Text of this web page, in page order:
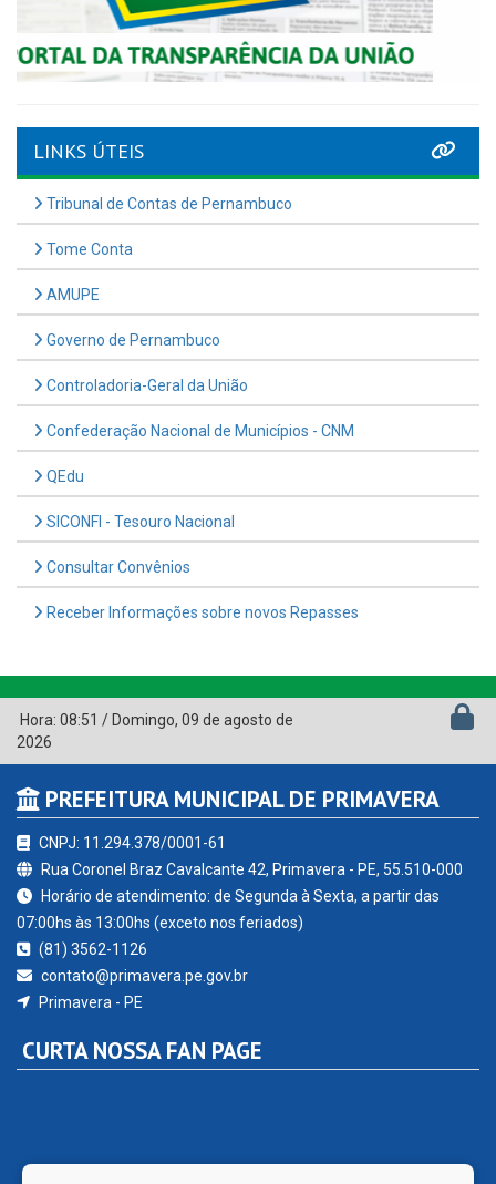
LINKS ÚTEIS
Tribunal de Contas de Pernambuco
Tome Conta
AMUPE
Governo de Pernambuco
Controladoria-Geral da União
Confederação Nacional de Municípios - CNM
QEdu
SICONFI - Tesouro Nacional
Consultar Convênios
Receber Informações sobre novos Repasses
Hora: 08:51 / Domingo, 09 de agosto de
2026
PREFEITURA MUNICIPAL DE PRIMAVERA
CNPJ: 11.294.378/0001-61
Rua Coronel Braz Cavalcante 42, Primavera - PE, 55.510-000
Horário de atendimento: de Segunda à Sexta, a partir das
07:00hs às 13:00hs (exceto nos feriados)
(81) 3562-1126
contato@primavera.pe.gov.br
Primavera - PE
CURTA NOSSA FAN PAGE